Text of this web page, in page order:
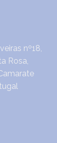
nº18,
Rosa,